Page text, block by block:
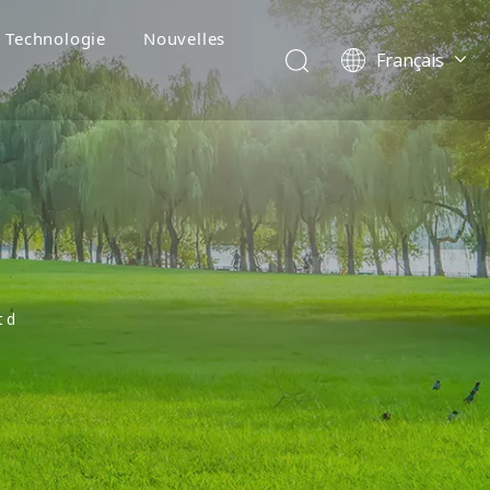
Technologie
Nouvelles
Français
English
简体中文
Español
Português
Deutsch
Italiano